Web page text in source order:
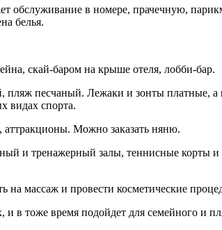
обслуживание в номере, прачечную,
белья.
скай-баром на крыше отеля, лобби-бар.
песчаный. Лежаки и зонты платные,
видах спорта.
аттракционы. Можно заказать няню.
и тренажерный залы, теннисные корты
на массаж и провести косметические
в тоже время подойдет для семейного и